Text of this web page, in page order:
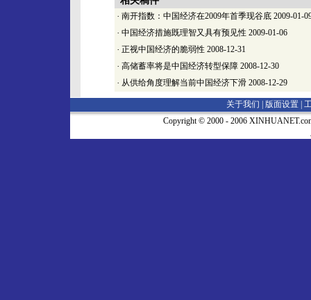
· 南开指数：中国经济在2009年首季现谷底 2009-01-
· 中国经济措施既理智又具有预见性 2009-01-06
· 正视中国经济的脆弱性 2008-12-31
· 高储蓄率将是中国经济转型保障 2008-12-30
· 从供给角度理解当前中国经济下滑 2008-12-29
关于我们 | 版面设置
Copyright © 2000 - 2006